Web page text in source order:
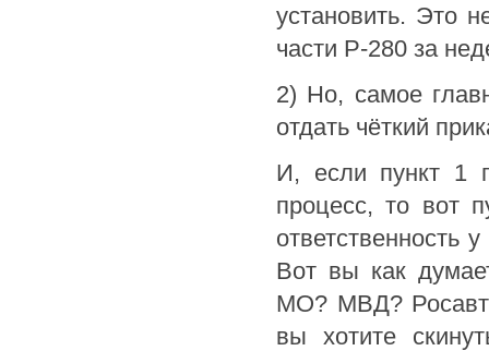
установить. Это
части Р-280 за
2) Но, самое
отдать чёткий
И, если пункт 1
процесс, то вот
ответственность
Вот вы как
МО? МВД?
вы хотите